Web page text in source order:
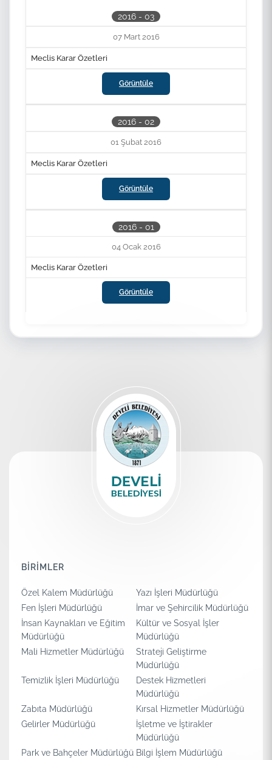
2016 - 03
07 Mart 2016
Meclis Karar Özetleri
Görüntüle
2016 - 02
01 Şubat 2016
Meclis Karar Özetleri
Görüntüle
2016 - 01
04 Ocak 2016
Meclis Karar Özetleri
Görüntüle
BİRİMLER
Özel Kalem Müdürlüğü
Yazı İşleri Müdürlüğü
Fen İşleri Müdürlüğü
İmar ve Şehircilik Müdürlüğü
İnsan Kaynakları ve Eğitim
Müdürlüğü
Kültür ve Sosyal İşler
Müdürlüğü
Mali Hizmetler Müdürlüğü
Strateji Geliştirme
Müdürlüğü
Temizlik İşleri Müdürlüğü
Destek Hizmetleri
Müdürlüğü
Zabıta Müdürlüğü
Kırsal Hizmetler Müdürlüğü
Gelirler Müdürlüğü
İşletme ve İştirakler
Müdürlüğü
Park ve Bahçeler Müdürlüğü Bilgi İşlem Müdürlüğü